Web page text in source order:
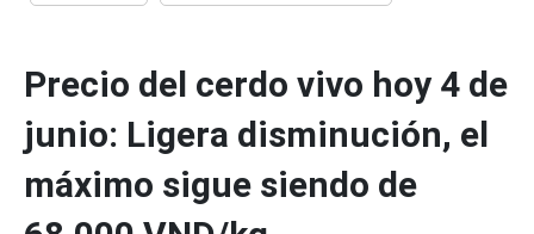
Precio del cerdo vivo hoy 4 de
junio: Ligera disminución, el
máximo sigue siendo de